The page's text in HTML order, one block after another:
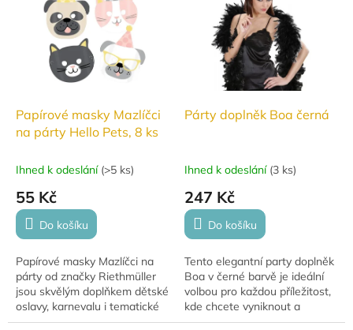
Papírové masky Mazlíčci
na párty Hello Pets, 8 ks
Ihned k odeslání (>5 ks)
55 Kč
Do košíku
Papírové masky Mazlíčci na
párty od značky Riethmüller
jsou skvělým doplňkem dětské
oslavy, karnevalu i tematické
párty. V balení najdete 8
Párty doplněk Boa černá
Ihned k odeslání (3 ks)
247 Kč
Do košíku
Tento elegantní party doplněk
Boa v černé barvě je ideální
volbou pro každou příležitost,
kde chcete vyniknout a
zaujmout. Boa je vyrobeno z